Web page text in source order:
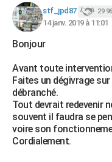
Carte de Noël
Carte Bonne année
Carte Saint-Valentin
Carte Pâques
Carte d'anniversaire
DICTIONNAIRE
Dictionnaire
Biographies
Citations
Expressions
Proverbes
S'inscrire
Se connecter
Lycées
Collèges
Primaires
Universités
Entreprises
Service militaire
Avis de recherche
AVIS DE DÉCÈS
FORUM
Bricolage
Lifestyle
Culture
Sport
Auto
Television
Voyage
Cinema
stf_jpd87 29
14 janv. 2019 à 11:01
Bonjour
Avant toute
Faites un dégivrage
débranché.
Tout devrait redevenir
souvent il faudra se
voire son
Cordialement.